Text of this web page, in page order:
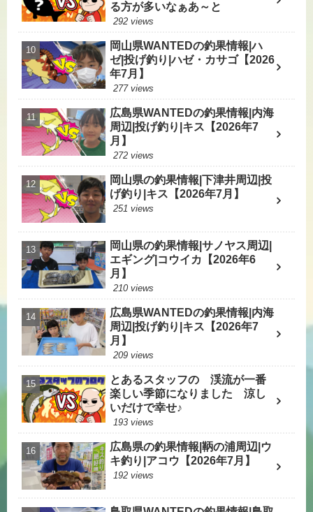
る方が多いなぁあ～と
292 views
岡山県WANTEDの釣果情報|ハ
ゼ|投げ釣り|ハゼ・カサゴ【2026
年7月】
277 views
広島県WANTEDの釣果情報|内海
周辺|投げ釣り|キス【2026年7
月】
272 views
岡山県の釣果情報|下津井周辺|投
げ釣り|キス【2026年7月】
251 views
岡山県の釣果情報|サノヤス周辺|
エギング|コウイカ【2026年6
月】
210 views
広島県WANTEDの釣果情報|内海
周辺|投げ釣り|キス【2026年7
月】
209 views
とあるスタッフの 渓流が一番
楽しい季節になりました 涼し
いだけで幸せ♪
193 views
広島県の釣果情報|鞆の浦周辺|ウ
キ釣り|アコウ【2026年7月】
192 views